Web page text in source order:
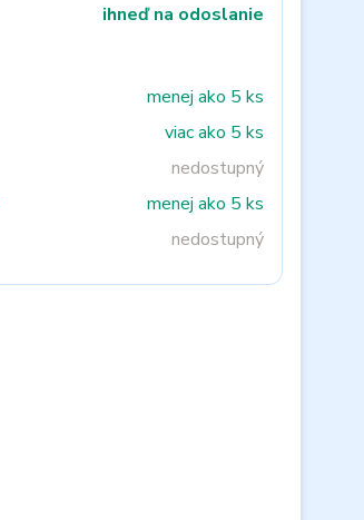
ihneď na odoslanie
menej ako 5 ks
viac ako 5 ks
nedostupný
menej ako 5 ks
nedostupný